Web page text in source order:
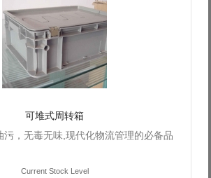
可堆式周转箱
污，无毒无味,现代化物流管理的必备品
Current Stock Level